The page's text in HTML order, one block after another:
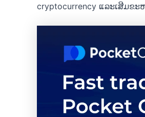
cryptocurrency ແລະເສີມຂ